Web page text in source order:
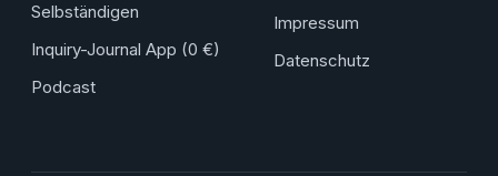
Selbständigen
Inquiry-Journal App (0 €)
Podcast
Impressum
Datenschutz